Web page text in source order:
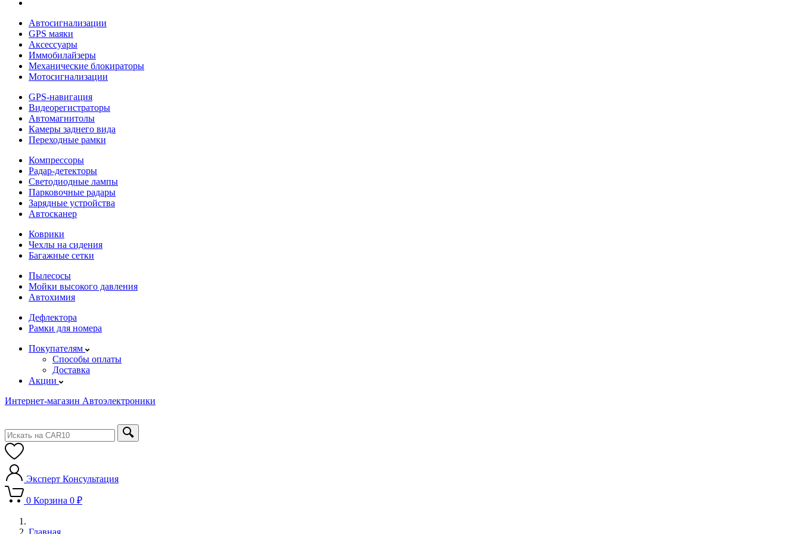
Автосигнализации
GPS маяки
Аксессуары
Иммобилайзеры
Механические блокираторы
Мотосигнализации
GPS-навигация
Видеорегистраторы
Автомагнитолы
Камеры заднего вида
Переходные рамки
Компрессоры
Радар-детекторы
Светодиодные лампы
Парковочные радары
Зарядные устройства
Автосканер
Коврики
Чехлы на сидения
Багажные сетки
Пылесосы
Мойки высокого давления
Автохимия
Дефлектора
Рамки для номера
Покупателям
Способы оплаты
Доставка
Акции
Интернет-магазин Автоэлектроники
Эксперт Консультация
0 Корзина 0 ₽
Главная